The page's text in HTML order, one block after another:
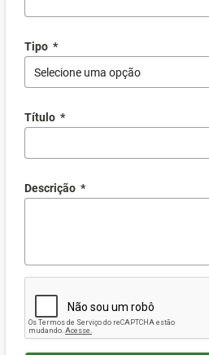
Tipo *
Selecione uma opção
Título *
Descrição *